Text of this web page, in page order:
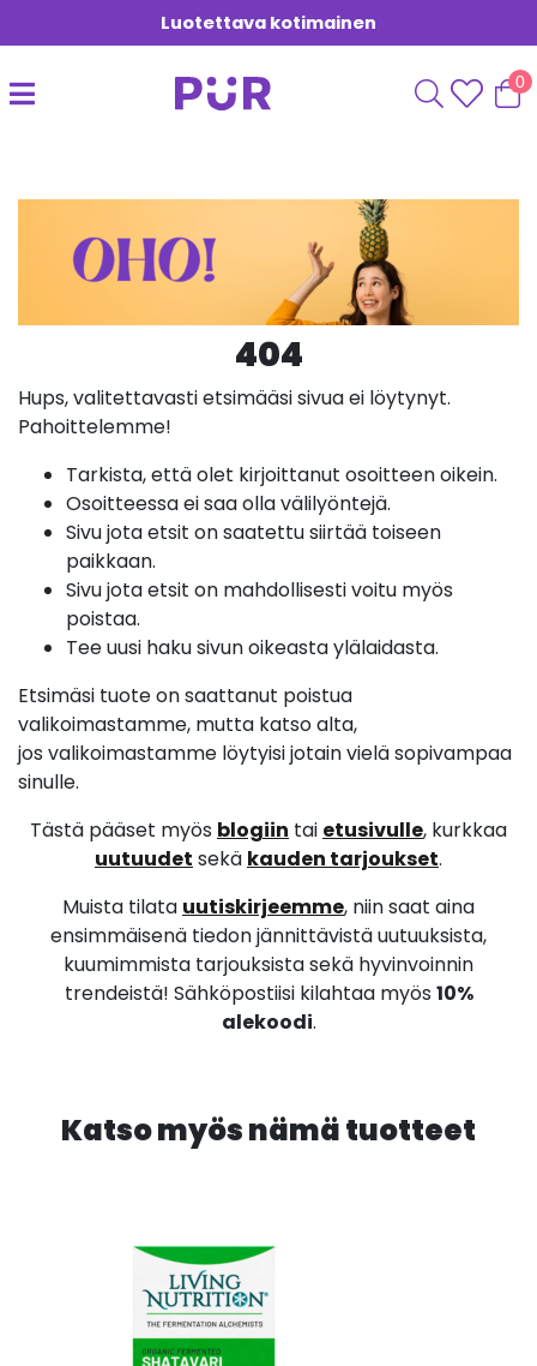
Luotettava kotimainen
0
404
Hups, valitettavasti etsimääsi sivua ei löytynyt.
Pahoittelemme!
Tarkista, että olet kirjoittanut osoitteen oikein.
Osoitteessa ei saa olla välilyöntejä.
Sivu jota etsit on saatettu siirtää toiseen
paikkaan.
Sivu jota etsit on mahdollisesti voitu myös
poistaa.
Tee uusi haku sivun oikeasta ylälaidasta.
Etsimäsi tuote on saattanut poistua
valikoimastamme, mutta katso alta,
jos valikoimastamme löytyisi jotain vielä sopivampaa
sinulle.
Tästä pääset myös blogiin tai etusivulle, kurkkaa
uutuudet sekä kauden tarjoukset.
Muista tilata uutiskirjeemme, niin saat aina
ensimmäisenä tiedon jännittävistä uutuuksista,
kuumimmista tarjouksista sekä hyvinvoinnin
trendeistä! Sähköpostiisi kilahtaa myös 10%
alekoodi.
Katso myös nämä tuotteet